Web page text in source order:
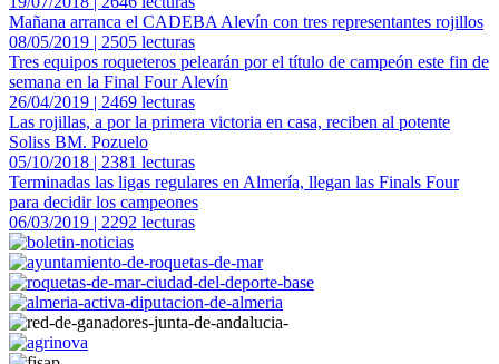
Mañana arranca el CADEBA Alevín con tres representantes rojillos
08/05/2019 | 2505 lecturas
Tres equipos roqueteros pelearán por el título de campeón este fin de
semana en la Final Four Alevín
26/04/2019 | 2469 lecturas
Las rojillas, a por la primera victoria en casa, reciben al potente
Soliss BM. Pozuelo
05/10/2018 | 2381 lecturas
Terminadas las ligas regulares en Almería, llegan las Finals Four
para decidir los campeones
06/03/2019 | 2292 lecturas